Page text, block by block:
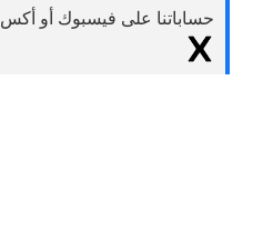
حساباتنا على فيسبوك أو أكس